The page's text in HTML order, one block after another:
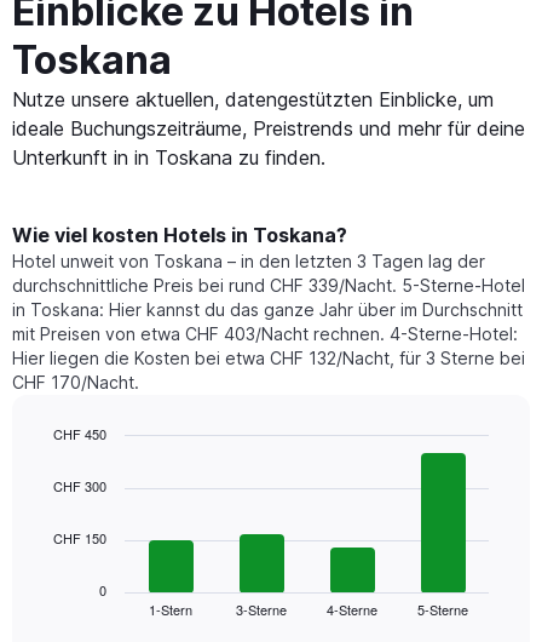
Einblicke zu Hotels in
Toskana
Nutze unsere aktuellen, datengestützten Einblicke, um
ideale Buchungszeiträume, Preistrends und mehr für deine
Unterkunft in in Toskana zu finden.
Wie viel kosten Hotels in Toskana?
Hotel unweit von Toskana – in den letzten 3 Tagen lag der
durchschnittliche Preis bei rund CHF 339/Nacht. 5-Sterne-Hotel
in Toskana: Hier kannst du das ganze Jahr über im Durchschnitt
mit Preisen von etwa CHF 403/Nacht rechnen. 4-Sterne-Hotel:
Hier liegen die Kosten bei etwa CHF 132/Nacht, für 3 Sterne bei
CHF 170/Nacht.
chart
bars.
1-Stern 3-Sterne 4-Sterne 5-Sterne
0
CHF 150
CHF 300
CHF 450